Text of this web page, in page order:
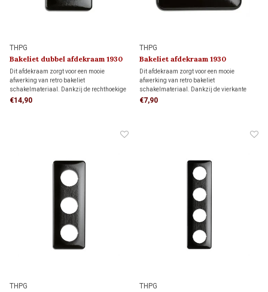
THPG
Bakeliet dubbel afdekraam 1930
Dit afdekraam zorgt voor een mooie
afwerking van retro bakeliet
schakelmateriaal. Dankzij de rechthoekige
vorm biedt het meer dekking rondom de
€14,90
THPG
Bakeliet afdekraam 1930
Dit afdekraam zorgt voor een mooie
afwerking van retro bakeliet
schakelmateriaal. Dankzij de vierkante
vorm biedt het meer dekking rondom de
€7,90
THPG THPG